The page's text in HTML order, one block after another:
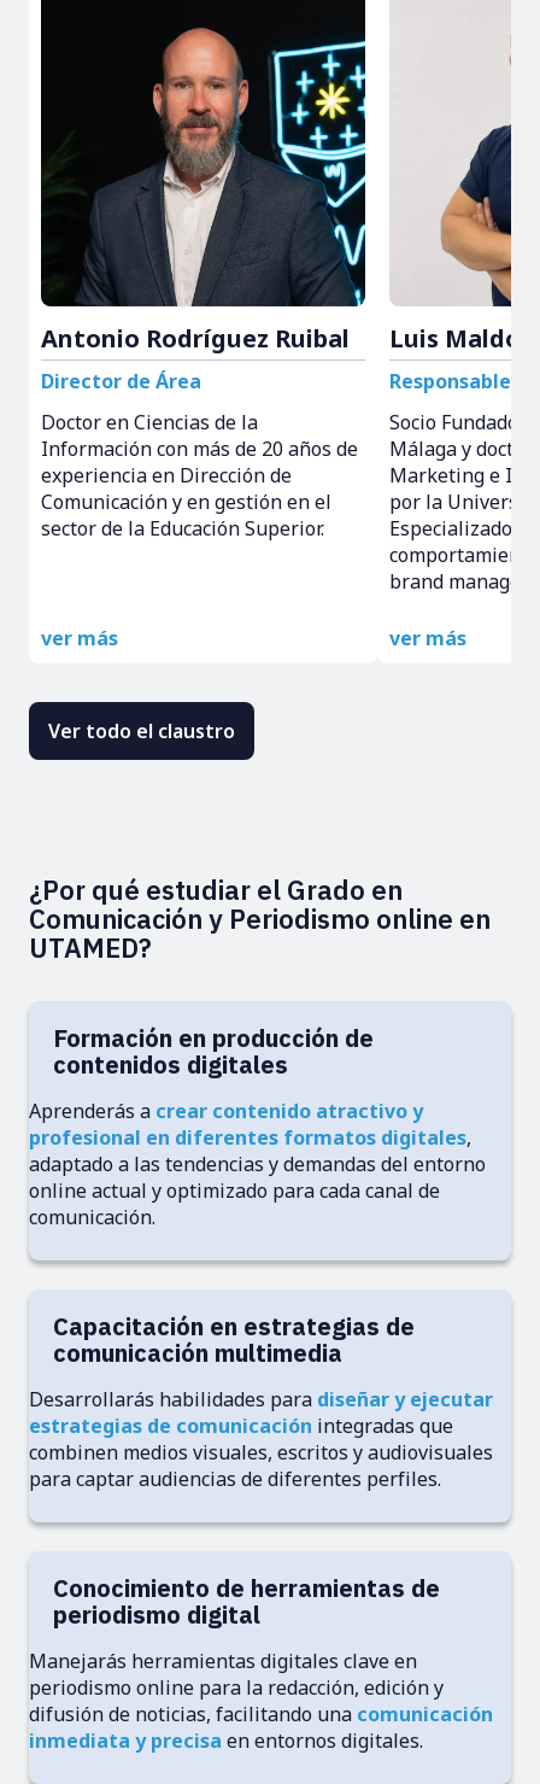
Antonio Rodríguez Ruibal
Director de Área
Doctor en Ciencias de la
Información con más de 20 años de
experiencia en Dirección de
Comunicación y en gestión en el
sector de la Educación Superior.
ver más
Luis
Responsable
Socio Fundador
Málaga y
Marketing e
por la
Especializado
brand
ver más
Ver todo el claustro
¿Por qué estudiar el Grado en
Comunicación y Periodismo online en
UTAMED?
Formación en producción de
contenidos digitales
Aprenderás a crear contenido atractivo y
profesional en diferentes formatos digitales,
adaptado a las tendencias y demandas del entorno
online actual y optimizado para cada canal de
comunicación.
Capacitación en estrategias de
comunicación multimedia
Desarrollarás habilidades para diseñar y ejecutar
estrategias de comunicación integradas que
combinen medios visuales, escritos y audiovisuales
para captar audiencias de diferentes perfiles.
Conocimiento de herramientas de
periodismo digital
Manejarás herramientas digitales clave en
periodismo online para la redacción, edición y
difusión de noticias, facilitando una comunicación
inmediata y precisa en entornos digitales.